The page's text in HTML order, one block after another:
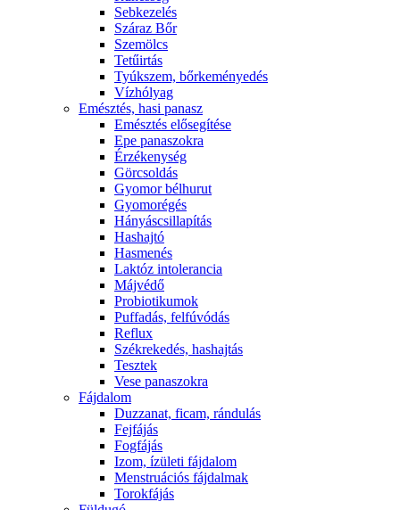
Sebkezelés
Száraz Bőr
Szemölcs
Tetűirtás
Tyúkszem, bőrkeményedés
Vízhólyag
Emésztés, hasi panasz
Emésztés elősegítése
Epe panaszokra
Érzékenység
Görcsoldás
Gyomor bélhurut
Gyomorégés
Hányáscsillapítás
Hashajtó
Hasmenés
Laktóz intolerancia
Májvédő
Probiotikumok
Puffadás, felfúvódás
Reflux
Székrekedés, hashajtás
Tesztek
Vese panaszokra
Fájdalom
Duzzanat, ficam, rándulás
Fejfájás
Fogfájás
Izom, ízületi fájdalom
Menstruációs fájdalmak
Torokfájás